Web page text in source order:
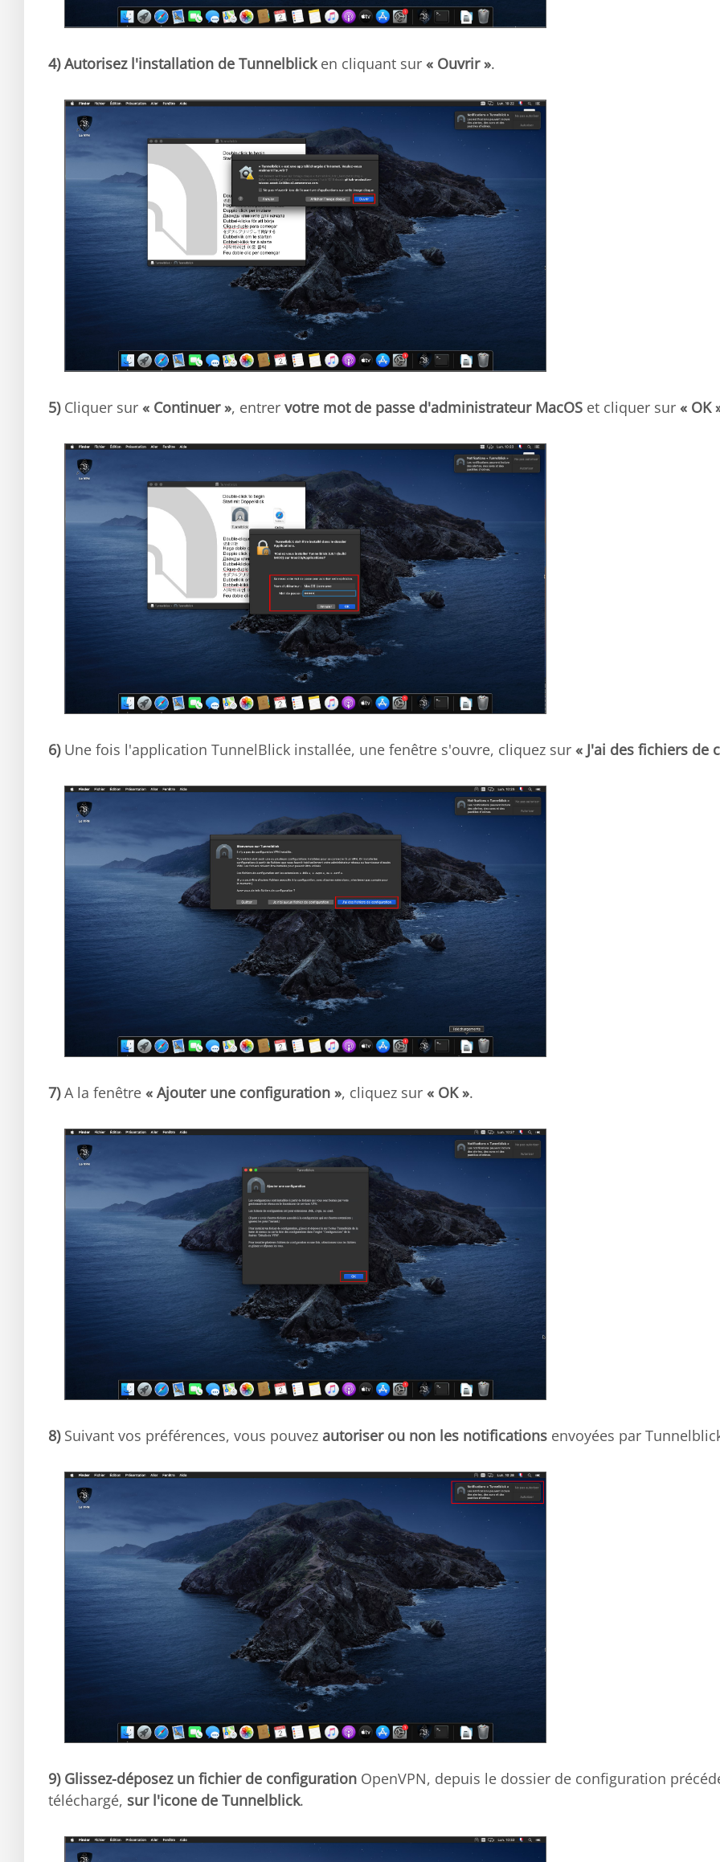
4) Autorisez l'installation de Tunnelblicken cliquant sur « Ouvrir ».
5)Cliquer sur « Continuer », entrer votre mot de passe d'administrateur MacOS et cliquer sur « OK
6)Une fois l'application TunnelBlick installée, une fenêtre s'ouvre, cliquez sur « J'ai des fichiers de
7)A la fenêtre « Ajouter une configuration », cliquez sur « OK ».
8)Suivant vos préférences, vous pouvez autoriser ou non les notifications envoyées par
9) Glissez-déposez un fichier de configuration OpenVPN, depuis le dossier de configuration
téléchargé, sur l'icone de Tunnelblick.